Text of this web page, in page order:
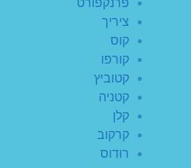
פרנקפורט
ציריך
קוס
קורפו
קטוביץ
קטניה
קלן
קרקוב
רודוס